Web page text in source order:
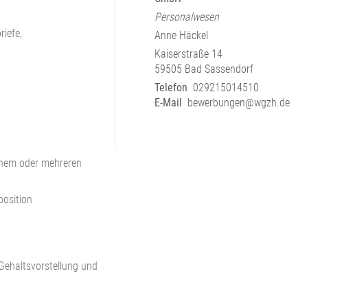
Personalwesen
Anne Häckel
Kaiserstraße 14
59505 Bad Sassendorf
Telefon 029215014510
E-Mail bewerbungen@wgzh.de
oder mehreren
und